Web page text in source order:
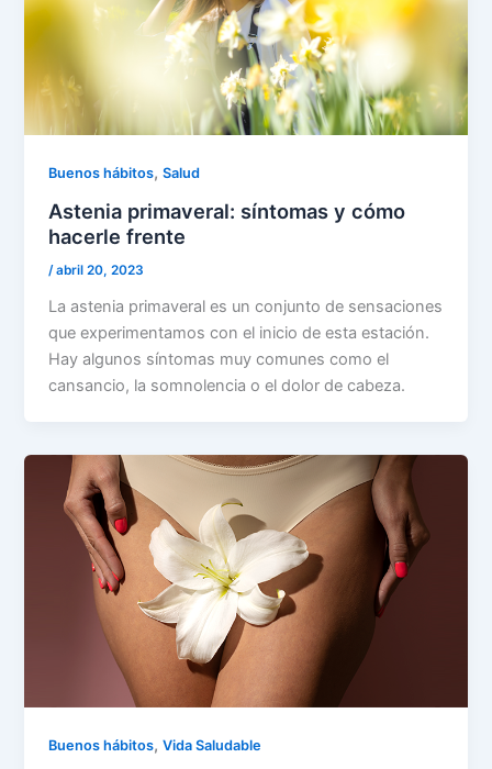
Buenos hábitos,Salud
Astenia primaveral: síntomas y cómo
hacerle frente
/abril 20, 2023
La astenia primaveral es un conjunto de sensaciones
que experimentamos con el inicio de esta estación.
Hay algunos síntomas muy comunes como el
cansancio, la somnolencia o el dolor de cabeza.
Buenos hábitos,Vida Saludable